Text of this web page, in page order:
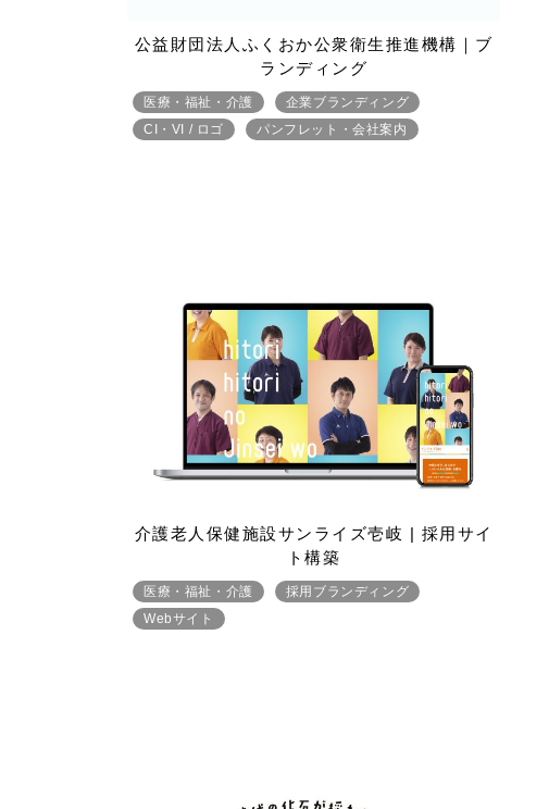
公益財団法人ふくおか公衆衛生推進機構｜ブ
ランディング
医療・福祉・介護
企業ブランディング
CI・VI / ロゴ
パンフレット・会社案内
介護老人保健施設サンライズ壱岐 | 採用サイ
ト構築
医療・福祉・介護
採用ブランディング
Webサイト